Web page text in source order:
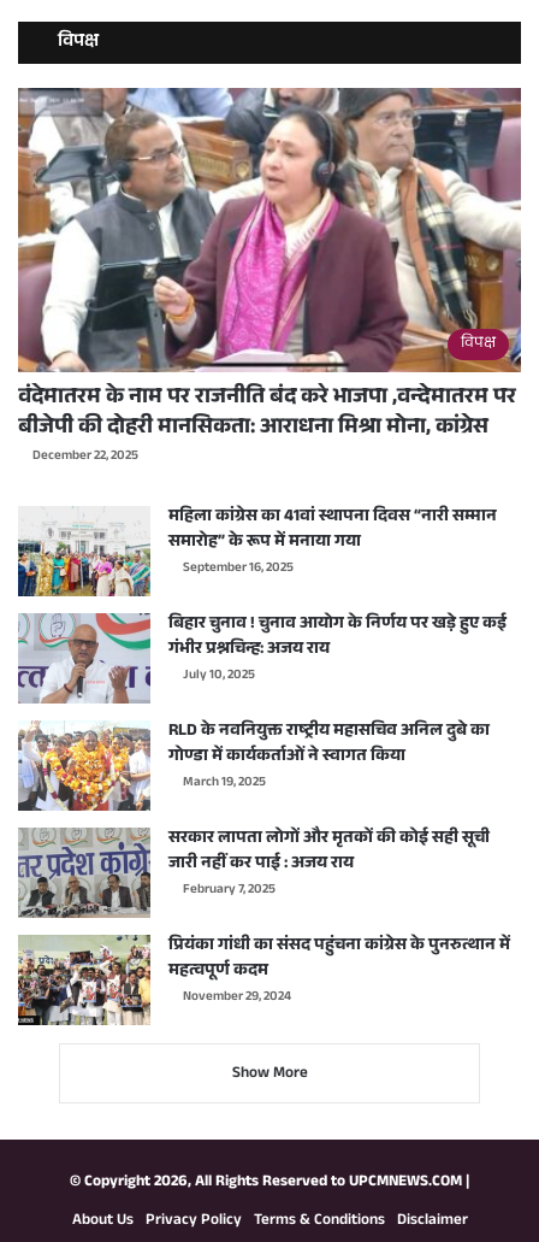
विपक्ष
विपक्ष
वंदेमातरम के नाम पर राजनीति बंद करे भाजपा ,वन्देमातरम पर
बीजेपी की दोहरी मानसिकता: आराधना मिश्रा मोना, कांग्रेस
December 22, 2025
महिला कांग्रेस का 41वां स्थापना दिवस “नारी सम्मान
समारोह” के रूप में मनाया गया
September 16, 2025
बिहार चुनाव ! चुनाव आयोग के निर्णय पर खड़े हुए कई
गंभीर प्रश्नचिन्ह: अजय राय
July 10, 2025
RLD के नवनियुक्त राष्ट्रीय महासचिव अनिल दुबे का
गोण्डा में कार्यकर्ताओं ने स्वागत किया
March 19, 2025
सरकार लापता लोगों और मृतकों की कोई सही सूची
जारी नहीं कर पाई : अजय राय
February 7, 2025
प्रियंका गांधी का संसद पहुंचना कांग्रेस के पुनरुत्थान में
महत्वपूर्ण कदम
November 29, 2024
Show More
© Copyright 2026, All Rights Reserved toUPCMNEWS.COM|
About Us Privacy Policy Terms & Conditions Disclaimer